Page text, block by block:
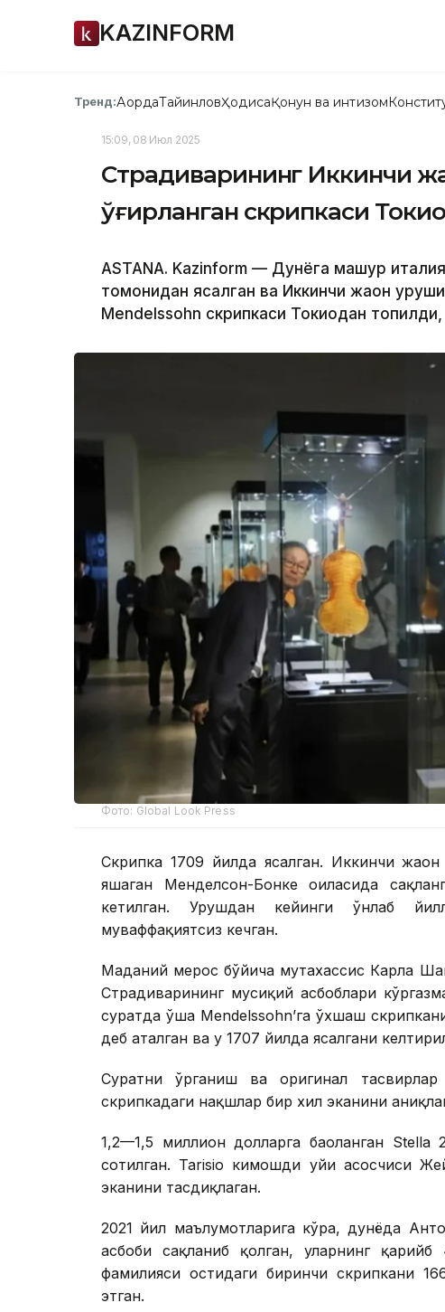
KAZINFORM
Тренд:АқордаТайинловҲодисаҚонун ва интизом
15:09, 08 Июл 2025
Страдиварининг Иккинчи
ўғирланган скрипкаси
ASTANA. Kazinform — Дунёга машҳур
томонидан ясалган ва Иккинчи жаҳон
Mendelssohn скрипкаси Токиодан
Фото: Global Look Press
Скрипка 1709 йилда ясалган. Иккинчи
яшаган Менделсон-Бонке оиласида
кетилган. Урушдан кейинги ўнлаб
муваффақиятсиз кечган.
Маданий мерос бўйича мутахассис Карла
Страдиварининг мусиқий асбоблари
суратда ўша Mendelssohn’га ўхшаш
деб аталган ва у 1707 йилда ясалгани
Суратни ўрганиш ва оригинал
скрипкадаги нақшлар бир хил эканини
1,2—1,5 миллион долларга баҳоланган
сотилган. Tarisio кимошди уйи асосчиси
эканини тасдиқлаган.
2021 йил маълумотларига кўра, дунёда
асбоби сақланиб қолган, уларнинг
фамилияси остидаги биринчи скрипкани
этган.